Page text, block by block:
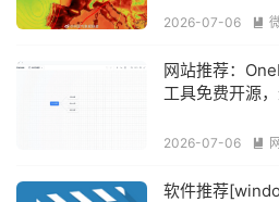
2026-07-06 
网站推荐：
工具免费开源，
2026-07-06 
软件推荐